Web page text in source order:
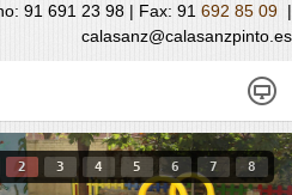
91 691 23 98 | Fax: 91 692 85 09 |
calasanz@calasanzpinto.es
2 3 4 5 6 7 8